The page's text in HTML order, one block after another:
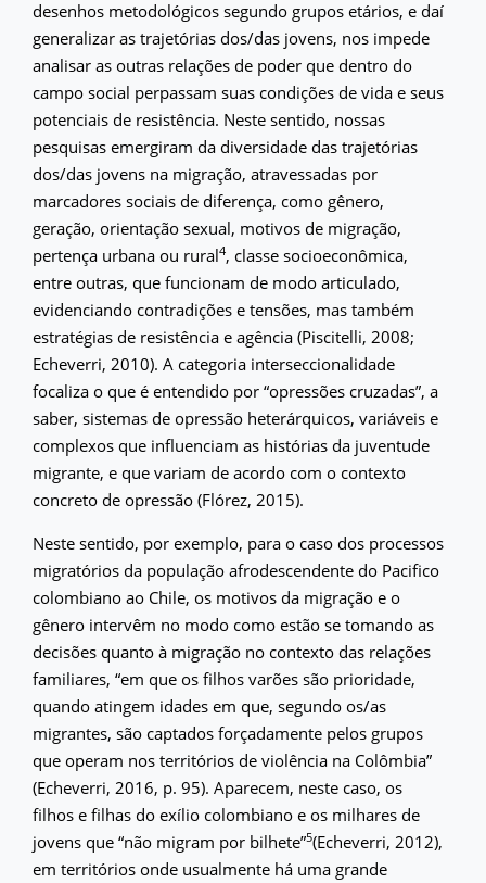
desenhos metodológicos segundo grupos etários, e daí
generalizar as trajetórias dos/das jovens, nos impede
analisar as outras relações de poder que dentro do
campo social perpassam suas condições de vida e seus
potenciais de resistência. Neste sentido, nossas
pesquisas emergiram da diversidade das trajetórias
dos/das jovens na migração, atravessadas por
marcadores sociais de diferença, como gênero,
geração, orientação sexual, motivos de migração,
pertença urbana ou rural4, classe socioeconômica,
entre outras, que funcionam de modo articulado,
evidenciando contradições e tensões, mas também
estratégias de resistência e agência (Piscitelli, 2008;
Echeverri, 2010). A categoria interseccionalidade
focaliza o que é entendido por “opressões cruzadas”, a
saber, sistemas de opressão heterárquicos, variáveis e
complexos que influenciam as histórias da juventude
migrante, e que variam de acordo com o contexto
concreto de opressão (Flórez, 2015).
Neste sentido, por exemplo, para o caso dos processos
migratórios da população afrodescendente do Pacifico
colombiano ao Chile, os motivos da migração e o
gênero intervêm no modo como estão se tomando as
decisões quanto à migração no contexto das relações
familiares, “em que os filhos varões são prioridade,
quando atingem idades em que, segundo os/as
migrantes, são captados forçadamente pelos grupos
que operam nos territórios de violência na Colômbia”
(Echeverri, 2016, p. 95). Aparecem, neste caso, os
filhos e filhas do exílio colombiano e os milhares de
jovens que “não migram por bilhete”5(Echeverri, 2012),
em territórios onde usualmente há uma grande